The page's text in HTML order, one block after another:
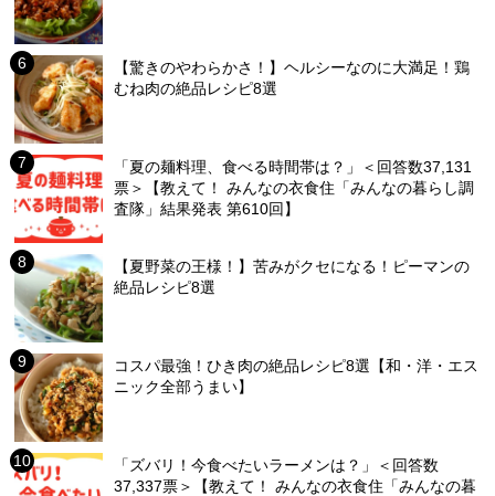
【驚きのやわらかさ！】ヘルシーなのに大満足！鶏
むね肉の絶品レシピ8選
「夏の麺料理、食べる時間帯は？」＜回答数37,131
票＞【教えて！ みんなの衣食住「みんなの暮らし調
査隊」結果発表 第610回】
【夏野菜の王様！】苦みがクセになる！ピーマンの
絶品レシピ8選
コスパ最強！ひき肉の絶品レシピ8選【和・洋・エス
ニック全部うまい】
「ズバリ！今食べたいラーメンは？」＜回答数
37,337票＞【教えて！ みんなの衣食住「みんなの暮